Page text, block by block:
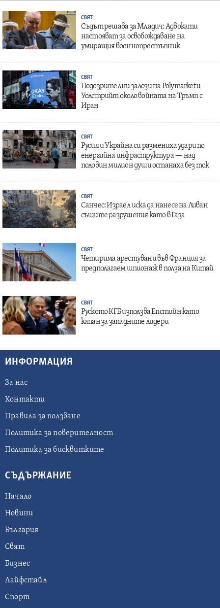
СВЯТ
Съдът решава за Младич: Адвокати
настояват за освобождаване на
умиращия военнопрестъпник
СВЯТ
Подозрителни залози на Polymarket и
Уолстрийт около войната на Тръмп с
Иран
СВЯТ
Русия и Украйна си размениха удари по
енергийна инфраструктура — над
половин милион души останаха без ток
СВЯТ
Санчес: Израел иска да нанесе на Ливан
същите разрушения като в Газа
СВЯТ
Четирима арестувани във Франция за
предполагаем шпионаж в полза на Китай
СВЯТ
Руското КГБ използва Епстийн като
капан за западните лидери
ИНФОРМАЦИЯ
За нас
Контакти
Правила за ползване
Политика за поверителност
Политика за бисквитките
СЪДЪРЖАНИЕ
Начало
Новини
България
Свят
Бизнес
Лайфстайл
Спорт